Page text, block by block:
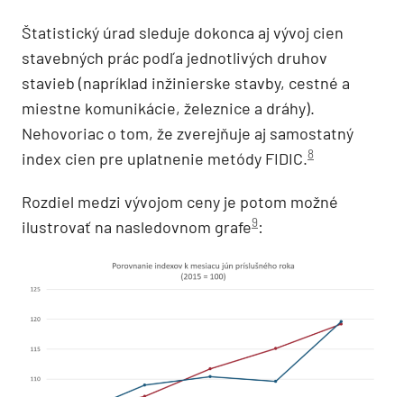
Štatistický úrad sleduje dokonca aj vývoj cien
stavebných prác podľa jednotlivých druhov
stavieb (napríklad inžinierske stavby, cestné a
miestne komunikácie, železnice a dráhy).
Nehovoriac o tom, že zverejňuje aj samostatný
index cien pre uplatnenie metódy FIDIC.8
Rozdiel medzi vývojom ceny je potom možné
ilustrovať na nasledovnom grafe9: